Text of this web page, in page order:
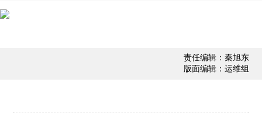
责任编辑：秦旭东
版面编辑：运维组